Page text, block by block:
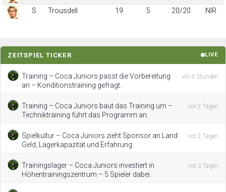
S
Trousdell 19 5 20/20 NIR
ZEITSPIEL TICKER LIVE
Training – Coca Juniors passt die Vorbereitung
an – Konditionstraining gefragt.
vor 4 Stunden
Training – Coca Juniors baut das Training um –
Techniktraining führt das Programm an.
vor 2 Tagen
Spielkultur – Coca Juniors zieht Sponsor an Land:
Geld, Lagerkapazität und Erfahrung.
vor 2 Tagen
Trainingslager – Coca Juniors investiert in
Höhentrainingszentrum – 5 Spieler dabei.
vor 3 Tagen